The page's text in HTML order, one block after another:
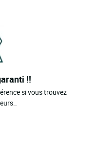
!!
si vous trouvez